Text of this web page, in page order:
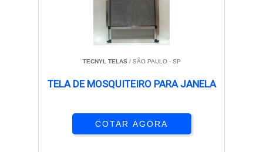
TECNYL TELAS/ SÃO PAULO - SP
TELA DE MOSQUITEIRO PARA JANELA
COTAR AGORA